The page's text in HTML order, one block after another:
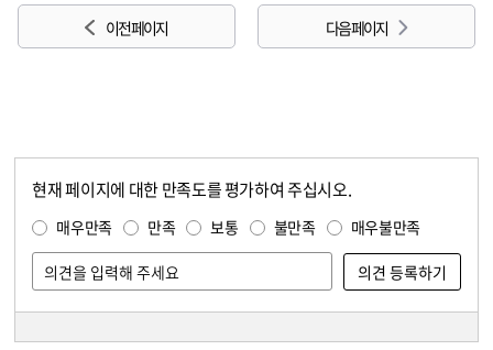
이전 페이지 다음 페이지
현재 페이지에 대한 만족도를 평가하여 주십시오.
매우만족 만족 보통 불만족 매우불만족